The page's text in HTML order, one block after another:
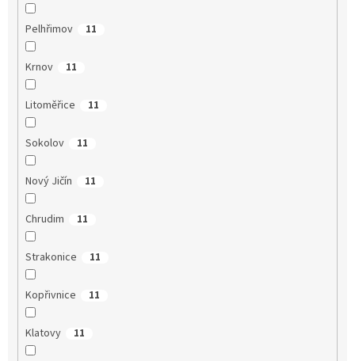
Pelhřimov 11
Krnov 11
Litoměřice 11
Sokolov 11
Nový Jičín 11
Chrudim 11
Strakonice 11
Kopřivnice 11
Klatovy 11